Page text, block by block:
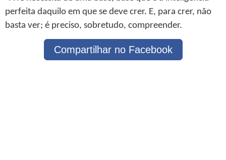
perfeita daquilo em que se deve crer. E, para crer, não
basta ver; é preciso, sobretudo, compreender.
Compartilhar no Facebook